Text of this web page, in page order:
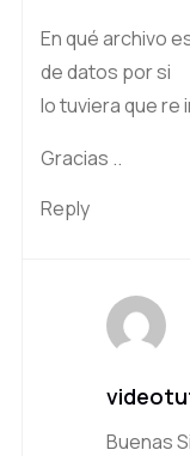
En qué archivo
de datos por si
lo tuviera que re
Gracias ..
Reply
Buenas